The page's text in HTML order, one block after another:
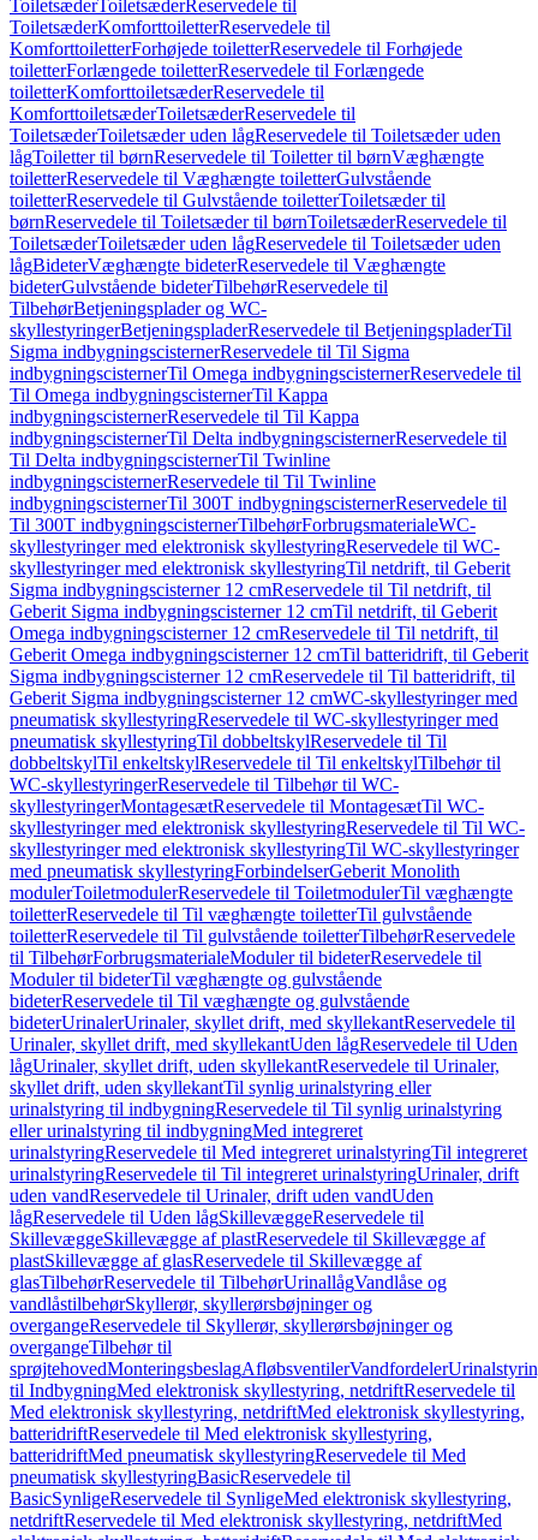
ToiletsæderToiletsæderReservedele til
ToiletsæderKomforttoiletterReservedele til
KomforttoiletterForhøjede toiletterReservedele til Forhøjede
toiletterForlængede toiletterReservedele til Forlængede
toiletterKomforttoiletsæderReservedele til
KomforttoiletsæderToiletsæderReservedele til
ToiletsæderToiletsæder uden lågReservedele til Toiletsæder uden
lågToiletter til børnReservedele til Toiletter til børnVæghængte
toiletterReservedele til Væghængte toiletterGulvstående
toiletterReservedele til Gulvstående toiletterToiletsæder til
børnReservedele til Toiletsæder til børnToiletsæderReservedele til
ToiletsæderToiletsæder uden lågReservedele til Toiletsæder uden
lågBideterVæghængte bideterReservedele til Væghængte
bideterGulvstående bideterTilbehørReservedele til
TilbehørBetjeningsplader og WC-
skyllestyringerBetjeningspladerReservedele til BetjeningspladerTil
Sigma indbygningscisternerReservedele til Til Sigma
indbygningscisternerTil Omega indbygningscisternerReservedele til
Til Omega indbygningscisternerTil Kappa
indbygningscisternerReservedele til Til Kappa
indbygningscisternerTil Delta indbygningscisternerReservedele til
Til Delta indbygningscisternerTil Twinline
indbygningscisternerReservedele til Til Twinline
indbygningscisternerTil 300T indbygningscisternerReservedele til
Til 300T indbygningscisternerTilbehørForbrugsmaterialeWC-
skyllestyringer med elektronisk skyllestyringReservedele til WC-
skyllestyringer med elektronisk skyllestyringTil netdrift, til Geberit
Sigma indbygningscisterner 12 cmReservedele til Til netdrift, til
Geberit Sigma indbygningscisterner 12 cmTil netdrift, til Geberit
Omega indbygningscisterner 12 cmReservedele til Til netdrift, til
Geberit Omega indbygningscisterner 12 cmTil batteridrift, til Geberit
Sigma indbygningscisterner 12 cmReservedele til Til batteridrift, til
Geberit Sigma indbygningscisterner 12 cmWC-skyllestyringer med
pneumatisk skyllestyringReservedele til WC-skyllestyringer med
pneumatisk skyllestyringTil dobbeltskylReservedele til Til
dobbeltskylTil enkeltskylReservedele til Til enkeltskylTilbehør til
WC-skyllestyringerReservedele til Tilbehør til WC-
skyllestyringerMontagesætReservedele til MontagesætTil WC-
skyllestyringer med elektronisk skyllestyringReservedele til Til WC-
skyllestyringer med elektronisk skyllestyringTil WC-skyllestyringer
med pneumatisk skyllestyringForbindelserGeberit Monolith
modulerToiletmodulerReservedele til ToiletmodulerTil væghængte
toiletterReservedele til Til væghængte toiletterTil gulvstående
toiletterReservedele til Til gulvstående toiletterTilbehørReservedele
til TilbehørForbrugsmaterialeModuler til bideterReservedele til
Moduler til bideterTil væghængte og gulvstående
bideterReservedele til Til væghængte og gulvstående
bideterUrinalerUrinaler, skyllet drift, med skyllekantReservedele til
Urinaler, skyllet drift, med skyllekantUden lågReservedele til Uden
lågUrinaler, skyllet drift, uden skyllekantReservedele til Urinaler,
skyllet drift, uden skyllekantTil synlig urinalstyring eller
urinalstyring til indbygningReservedele til Til synlig urinalstyring
eller urinalstyring til indbygningMed integreret
urinalstyringReservedele til Med integreret urinalstyringTil integreret
urinalstyringReservedele til Til integreret urinalstyringUrinaler, drift
uden vandReservedele til Urinaler, drift uden vandUden
lågReservedele til Uden lågSkillevæggeReservedele til
SkillevæggeSkillevægge af plastReservedele til Skillevægge af
plastSkillevægge af glasReservedele til Skillevægge af
glasTilbehørReservedele til TilbehørUrinallågVandlåse og
vandlåstilbehørSkyllerør, skyllerørsbøjninger og
overgangeReservedele til Skyllerør, skyllerørsbøjninger og
overgangeTilbehør til
sprøjtehovedMonteringsbeslagAfløbsventilerVandfordeler
til IndbygningMed elektronisk skyllestyring, netdriftReservedele til
Med elektronisk skyllestyring, netdriftMed elektronisk skyllestyring,
batteridriftReservedele til Med elektronisk skyllestyring,
batteridriftMed pneumatisk skyllestyringReservedele til Med
pneumatisk skyllestyringBasicReservedele til
BasicSynligeReservedele til SynligeMed elektronisk skyllestyring,
netdriftReservedele til Med elektronisk skyllestyring, netdriftMed